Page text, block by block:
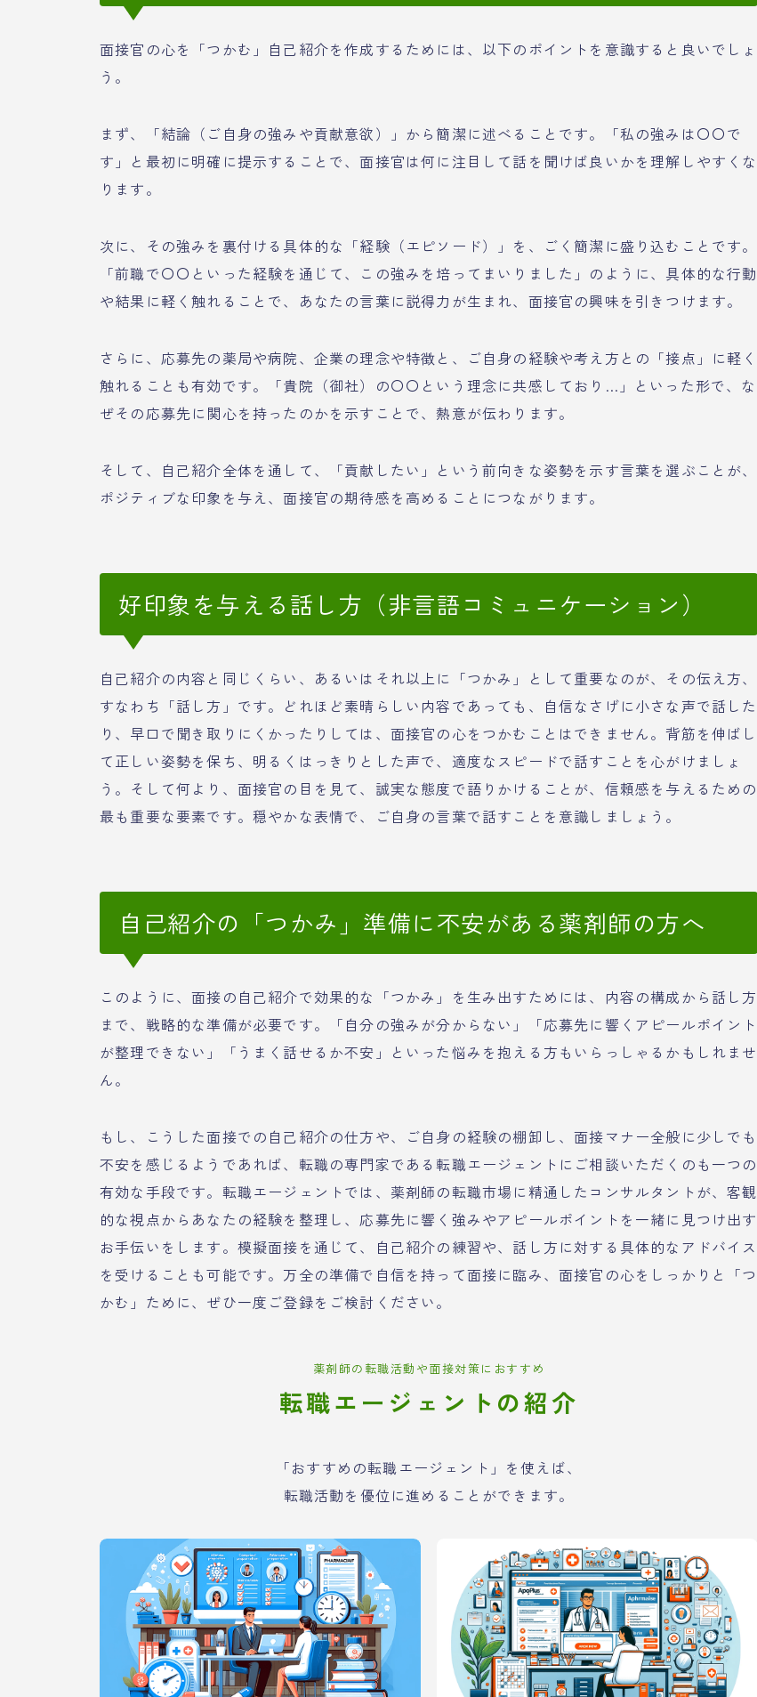
面接官の心を「つかむ」自己紹介を作成するためには、以下のポイントを意識すると良いでしょ
う。
まず、「結論（ご自身の強みや貢献意欲）」から簡潔に述べることです。「私の強みは〇〇で
す」と最初に明確に提示することで、面接官は何に注目して話を聞けば良いかを理解しやすくな
ります。
次に、その強みを裏付ける具体的な「経験（エピソード）」を、ごく簡潔に盛り込むことです。
「前職で〇〇といった経験を通じて、この強みを培ってまいりました」のように、具体的な行動
や結果に軽く触れることで、あなたの言葉に説得力が生まれ、面接官の興味を引きつけます。
さらに、応募先の薬局や病院、企業の理念や特徴と、ご自身の経験や考え方との「接点」に軽く
触れることも有効です。「貴院（御社）の〇〇という理念に共感しており…」といった形で、な
ぜその応募先に関心を持ったのかを示すことで、熱意が伝わります。
そして、自己紹介全体を通して、「貢献したい」という前向きな姿勢を示す言葉を選ぶことが、
ポジティブな印象を与え、面接官の期待感を高めることにつながります。
好印象を与える話し方（非言語コミュニケーション）
自己紹介の内容と同じくらい、あるいはそれ以上に「つかみ」として重要なのが、その伝え方、
すなわち「話し方」です。どれほど素晴らしい内容であっても、自信なさげに小さな声で話した
り、早口で聞き取りにくかったりしては、面接官の心をつかむことはできません。背筋を伸ばし
て正しい姿勢を保ち、明るくはっきりとした声で、適度なスピードで話すことを心がけましょ
う。そして何より、面接官の目を見て、誠実な態度で語りかけることが、信頼感を与えるための
最も重要な要素です。穏やかな表情で、ご自身の言葉で話すことを意識しましょう。
自己紹介の「つかみ」準備に不安がある薬剤師の方へ
このように、面接の自己紹介で効果的な「つかみ」を生み出すためには、内容の構成から話し方
まで、戦略的な準備が必要です。「自分の強みが分からない」「応募先に響くアピールポイント
が整理できない」「うまく話せるか不安」といった悩みを抱える方もいらっしゃるかもしれませ
ん。
もし、こうした面接での自己紹介の仕方や、ご自身の経験の棚卸し、面接マナー全般に少しでも
不安を感じるようであれば、転職の専門家である転職エージェントにご相談いただくのも一つの
有効な手段です。転職エージェントでは、薬剤師の転職市場に精通したコンサルタントが、客観
的な視点からあなたの経験を整理し、応募先に響く強みやアピールポイントを一緒に見つけ出す
お手伝いをします。模擬面接を通じて、自己紹介の練習や、話し方に対する具体的なアドバイス
を受けることも可能です。万全の準備で自信を持って面接に臨み、面接官の心をしっかりと「つ
かむ」ために、ぜひ一度ご登録をご検討ください。
薬剤師の転職活動や面接対策におすすめ
転職エージェントの紹介
「おすすめの転職エージェント」を使えば、
転職活動を優位に進めることができます。